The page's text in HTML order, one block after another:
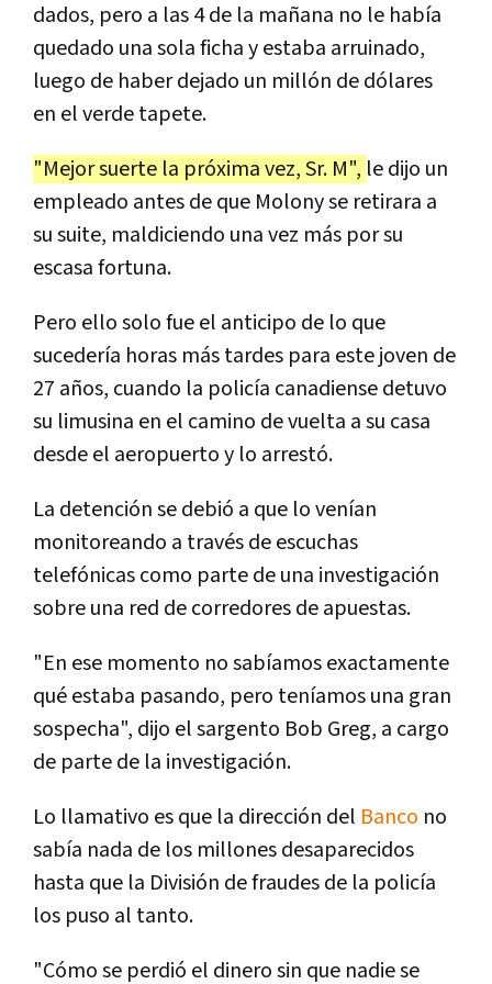
dados, pero a las 4 de la mañana no le había
quedado una sola ficha y estaba arruinado,
luego de haber dejado un millón de dólares
en el verde tapete.
"Mejor suerte la próxima vez, Sr. M", le dijo un
empleado antes de que Molony se retirara a
su suite, maldiciendo una vez más por su
escasa fortuna.
Pero ello solo fue el anticipo de lo que
sucedería horas más tardes para este joven de
27 años, cuando la policía canadiense detuvo
su limusina en el camino de vuelta a su casa
desde el aeropuerto y lo arrestó.
La detención se debió a que lo venían
monitoreando a través de escuchas
telefónicas como parte de una investigación
sobre una red de corredores de apuestas.
"En ese momento no sabíamos exactamente
qué estaba pasando, pero teníamos una gran
sospecha", dijo el sargento Bob Greg, a cargo
de parte de la investigación.
Lo llamativo es que la dirección del Banco no
sabía nada de los millones desaparecidos
hasta que la División de fraudes de la policía
los puso al tanto.
"Cómo se perdió el dinero sin que nadie se